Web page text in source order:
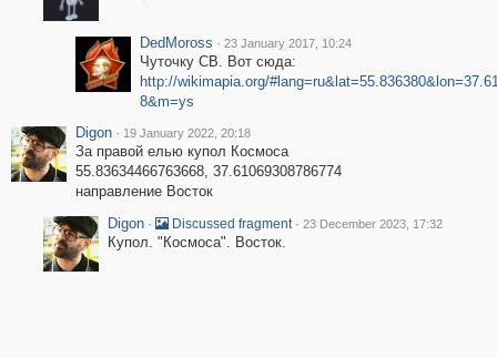
DedMoross · 23 January 2017, 10:24
Чуточку СВ. Вот сюда:
http://wikimapia.org/
8&m=ys
Digon · 19 January 2022, 20:18
За правой елью купол Космоса
55.83634466763668, 37.61069308786774
направление Восток
Digon · Discussed fragment · 23 December 2023, 17:32
Купол. "Космоса". Восток.